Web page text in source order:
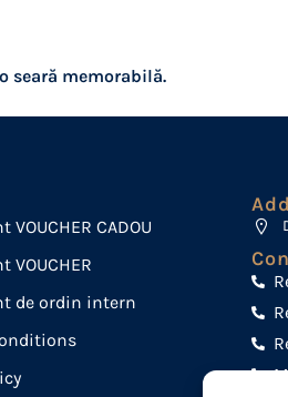
seară memorabilă.
VOUCHER CADOU
VOUCHER
de ordin intern